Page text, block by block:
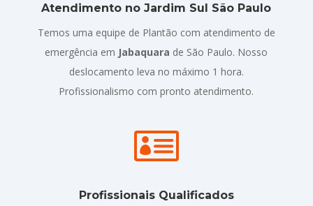
Atendimento no Jardim Sul São Paulo
Temos uma equipe de Plantão com atendimento de
emergência em Jabaquara de São Paulo. Nosso
deslocamento leva no máximo 1 hora.
Profissionalismo com pronto atendimento.

Profissionais Qualificados